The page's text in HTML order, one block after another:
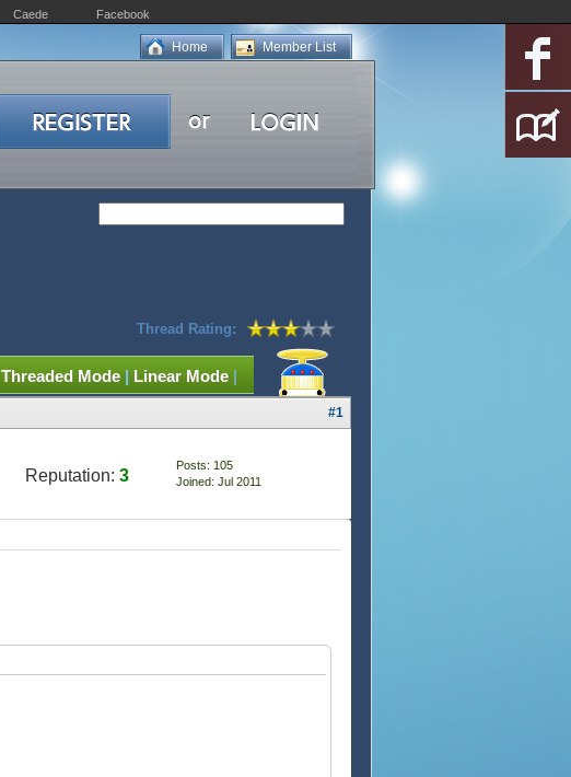
Caede Facebook
Member List
Home
Thread Rating:
Threaded Mode | Linear Mode |
#1
Reputation: 3
Posts: 105
Joined: Jul 2011